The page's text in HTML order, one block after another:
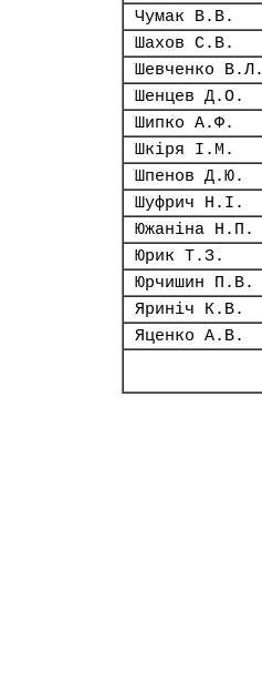
Чумак В.В.
Шахов С.В.
Шевченко В.Л.
Шенцев Д.О.
Шипко А.Ф.
Шкіря І.М.
Шпенов Д.Ю.
Шуфрич Н.І.
Южаніна Н.П.
Юрик Т.З.
Юрчишин П.В.
Яриніч К.В.
Яценко А.В.